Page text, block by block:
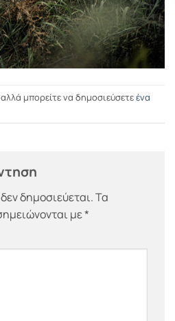
αλλά μπορείτε να δημοσιεύσετεένα
δημοσιεύεται.Τα
με*